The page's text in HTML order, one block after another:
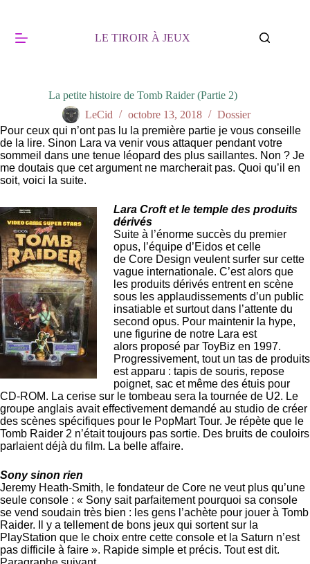
LE TIROIR À JEUX
La petite histoire de Tomb Raider (Partie 2)
LeCid
octobre 13, 2018
Dossier
Pour ceux qui n’ont pas lu la première partie je vous conseille
de la lire. Sinon Lara va venir vous attaquer pendant votre
sommeil dans une tenue léopard des plus saillantes. Non ? Je
me doutais que cet argument ne marcherait pas. Quoi qu’il en
soit, voici la suite.
Lara Croft et le temple des produits
dérivés
Suite à l’énorme succès du premier
opus, l’équipe d’Eidos et celle
de Core Design veulent surfer sur cette
vague internationale. C’est alors que
les produits dérivés entrent en scène
sous les applaudissements d’un public
insatiable et surtout dans l’attente du
second opus. Pour maintenir la hype,
une figurine de notre Lara est
alors proposé par ToyBiz en 1997.
Progressivement, tout un tas de produits
est apparu : tapis de souris, repose
poignet, sac et même des étuis pour
CD-ROM. La cerise sur le tombeau sera la tournée de U2. Le
groupe anglais avait effectivement demandé au studio de créer
des scènes spécifiques pour le PopMart Tour. Je répète que le
Tomb Raider 2 n’était toujours pas sortie. Des bruits de couloirs
parlaient déjà du film. La belle affaire.
Sony sinon rien
Jeremy Heath-Smith, le fondateur de Core ne veut plus qu’une
seule console : « Sony sait parfaitement pourquoi sa console
se vend soudain très bien : les gens l’achète pour jouer à Tomb
Raider. Il y a tellement de bons jeux qui sortent sur la
PlayStation que le choix entre cette console et la Saturn n’est
pas difficile à faire ». Rapide simple et précis. Tout est dit.